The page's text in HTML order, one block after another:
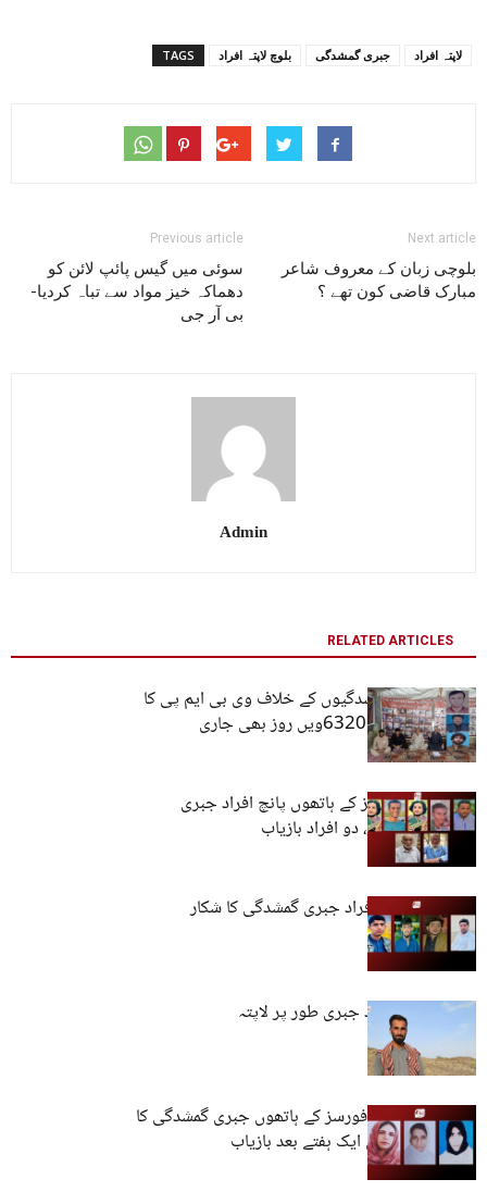
TAGS بلوچ لاپتہ افراد جبری گمشدگی لاپتہ افراد
Previous article
سوئی میں گیس پائپ لائن کو
دھماکہ خیز مواد سے تباہ کردیا-
بی آر جی
Next article
بلوچی زبان کے معروف شاعر
مبارک قاضی کون تھے ؟
Admin
RELATED ARTICLES
کوئٹہ: جبری گمشدگیوں کے خلاف وی بی ایم پی کا
احتجاجی کیمپ 6320ویں روز بھی جاری
بلوچستان: فورسز کے ہاتھوں پانچ افراد جبری
گمشدگی کا شکار، دو افراد بازیاب
بلوچستان: چار افراد جبری گمشدگی کا شکار
کراچی: تین افراد جبری طور پر لاپتہ
کوئٹہ: پاکستانی فورسز کے ہاتھوں جبری گمشدگی کا
شکار تین خواتین ایک ہفتے بعد بازیاب